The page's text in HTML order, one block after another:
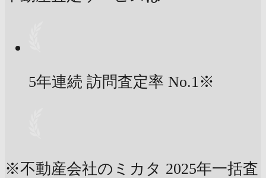
5年連続 訪問査定率 No.1※
※不動産会社のミカタ 2025年一括査